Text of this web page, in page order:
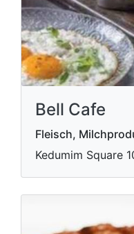
Bell Cafe
Fleisch,
Kedumim Square